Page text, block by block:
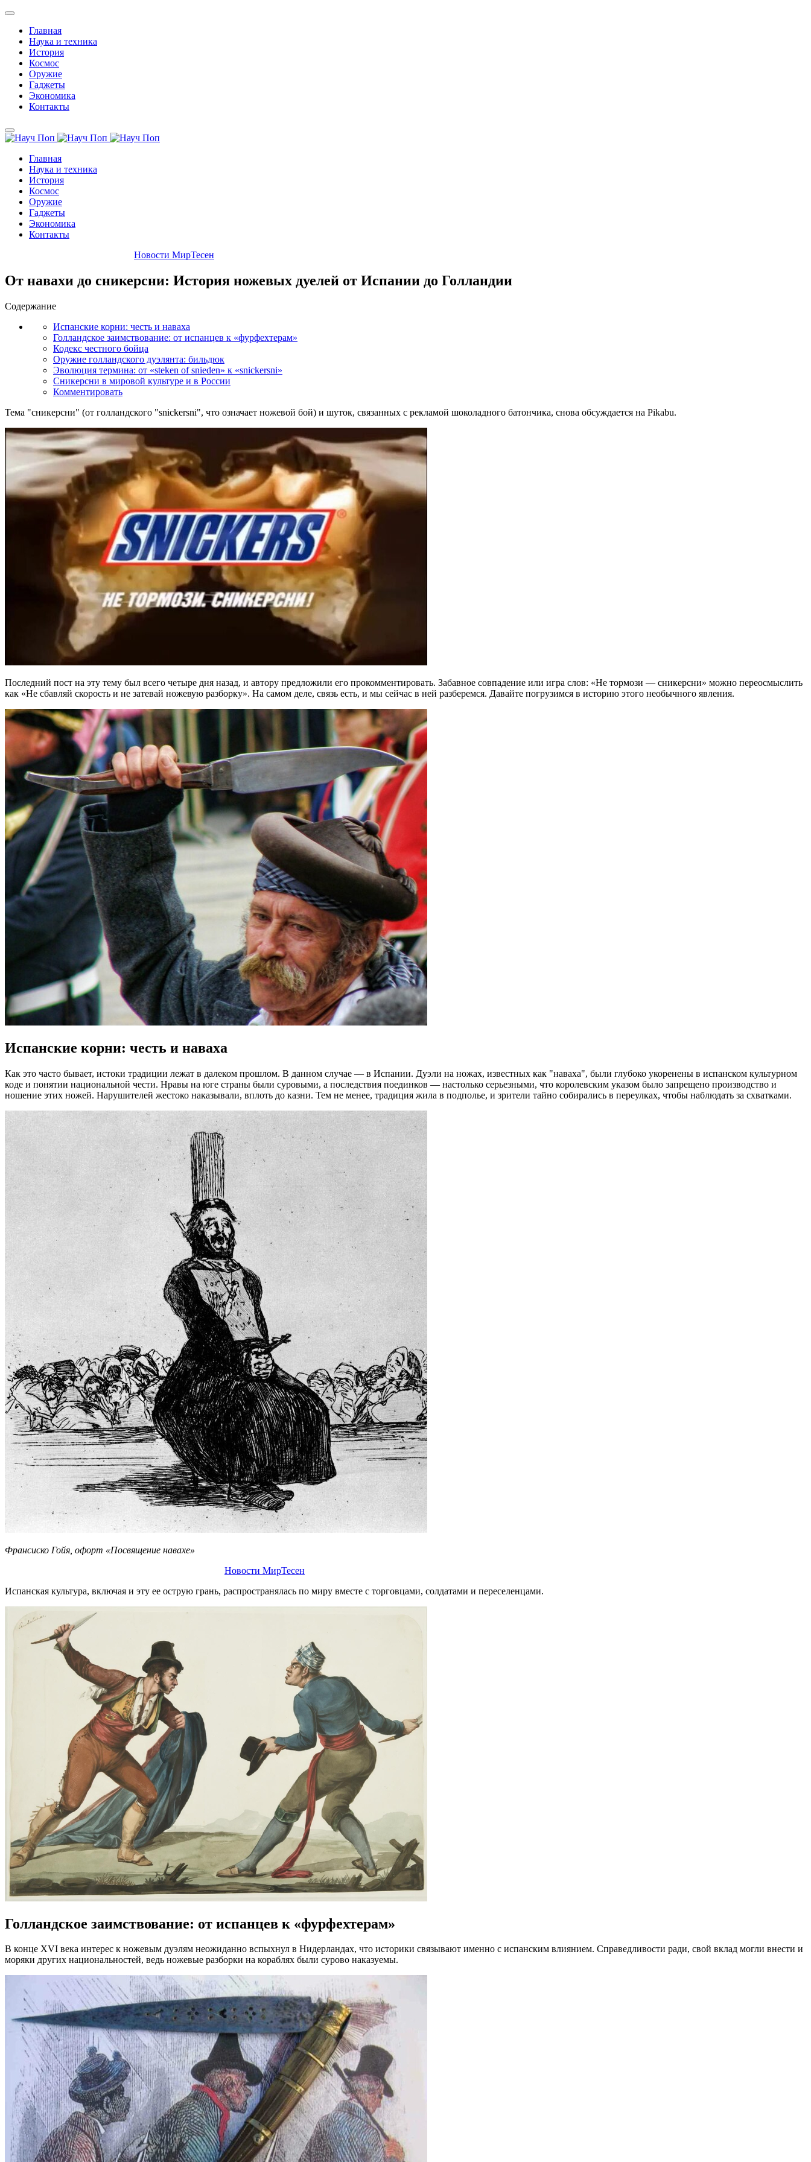
Главная
Наука и техника
История
Космос
Оружие
Гаджеты
Экономика
Контакты
Главная
Наука и техника
История
Космос
Оружие
Гаджеты
Экономика
Контакты
Новости МирТесен
От навахи до сникерсни: История ножевых дуелей от Испании до Голландии
Содержание
Испанские корни: честь и наваха
Голландское заимствование: от испанцев к «фурфехтерам»
Кодекс честного бойца
Оружие голландского дуэлянта: бильдюк
Эволюция термина: от «steken of snieden» к «snickersni»
Сникерсни в мировой культуре и в России
Комментировать
Тема "сникерсни" (от голландского "snickersni", что означает ножевой бой) и шуток, связанных с рекламой шоколадного батончика, снова обсуждается на Pikabu.
Последний пост на эту тему был всего четыре дня назад, и автору предложили его прокомментировать. Забавное совпадение или игра слов: «Не тормози — сникерсни» можно переосмыслить
как «Не сбавляй скорость и не затевай ножевую разборку». На самом деле, связь есть, и мы сейчас в ней разберемся. Давайте погрузимся в историю этого необычного явления.
Испанские корни: честь и наваха
Как это часто бывает, истоки традиции лежат в далеком прошлом. В данном случае — в Испании. Дуэли на ножах, известных как "наваха", были глубоко укоренены в испанском культурном
коде и понятии национальной чести. Нравы на юге страны были суровыми, а последствия поединков — настолько серьезными, что королевским указом было запрещено производство и
ношение этих ножей. Нарушителей жестоко наказывали, вплоть до казни. Тем не менее, традиция жила в подполье, и зрители тайно собирались в переулках, чтобы наблюдать за схватками.
Франсиско Гойя, офорт «Посвящение навахе»
Новости МирТесен
Испанская культура, включая и эту ее острую грань, распространялась по миру вместе с торговцами, солдатами и переселенцами.
Голландское заимствование: от испанцев к «фурфехтерам»
В конце XVI века интерес к ножевым дуэлям неожиданно вспыхнул в Нидерландах, что историки связывают именно с испанским влиянием. Справедливости ради, свой вклад могли внести и
моряки других национальностей, ведь ножевые разборки на кораблях были сурово наказуемы.